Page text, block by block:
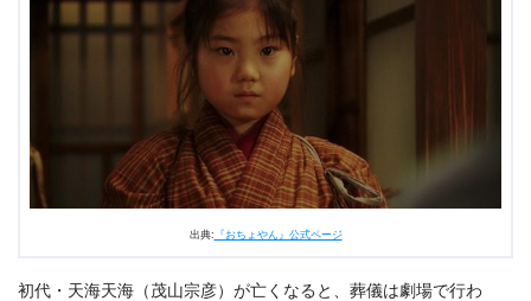
め
出典: 『おちょやん』公式ページ
初代・天海天海（茂山宗彦）が亡くなると、葬儀は劇場で行わ